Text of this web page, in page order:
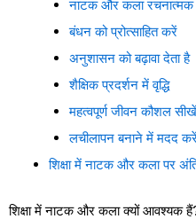
नाटक और कला रचनात्मक
बंधन को प्रोत्साहित करें
अनुशासन को बढ़ावा देता है
शैक्षिक प्रदर्शन में वृद्धि
महत्वपूर्ण जीवन कौशल सीखें
लचीलापन बनाने में मदद
शिक्षा में नाटक और कला पर
शिक्षा में नाटक और कला क्यों आवश्यक